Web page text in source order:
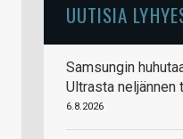
UUTISIA
Samsungin
Ultrasta neljännen
6.8.2026